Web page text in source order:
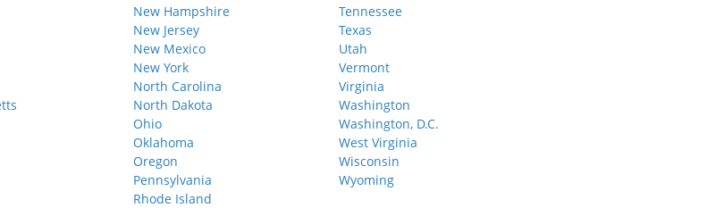
New Hampshire
New Jersey
New Mexico
New York
North Carolina
North Dakota
Ohio
Oklahoma
Oregon
Pennsylvania
Rhode Island
Tennessee
Texas
Utah
Vermont
Virginia
Washington
Washington, D.C.
West Virginia
Wisconsin
Wyoming